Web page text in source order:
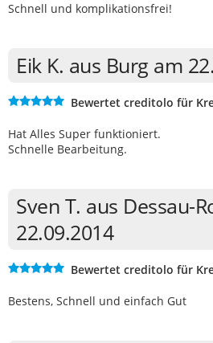
Schnell und komplikationsfrei!
Eik K. aus Burg am
Bewertet creditolo für
Hat Alles Super funktioniert.
Schnelle Bearbeitung.
Sven T. aus Dessau-
22.09.2014
Bewertet creditolo für
Bestens, Schnell und einfach Gut